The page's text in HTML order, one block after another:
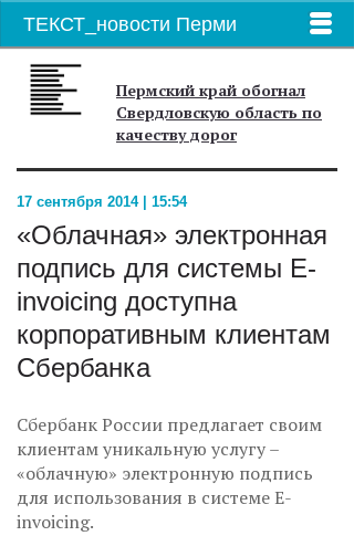
ТЕКСТ_новости Перми
Пермский край обогнал
Свердловскую область по
качеству дорог
17 сентября 2014 | 15:54
«Облачная» электронная
подпись для системы E-
invoicing доступна
корпоративным клиентам
Сбербанка
Сбербанк России предлагает своим
клиентам уникальную услугу –
«облачную» электронную подпись
для использования в системе E-
invoicing.